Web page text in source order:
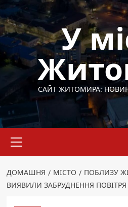
Перейти
до
вмісту
У
САЙТ ЖИТОМИРА:
меню
ДОМАШНЯ МІСТО
ПОБЛИЗУ
ВИЯВИЛИ ЗАБРУДНЕННЯ